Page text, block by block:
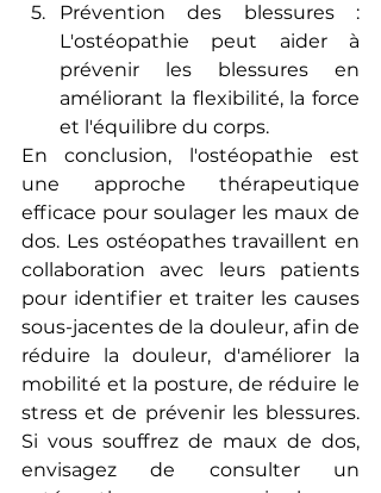
Prévention des blessures :
L'ostéopathie peut aider à
prévenir les blessures en
améliorant la flexibilité, la force
et l'équilibre du corps.
En conclusion, l'ostéopathie est
une approche thérapeutique
efficace pour soulager les maux de
dos. Les ostéopathes travaillent en
collaboration avec leurs patients
pour identifier et traiter les causes
sous-jacentes de la douleur, afin de
réduire la douleur, d'améliorer la
mobilité et la posture, de réduire le
stress et de prévenir les blessures.
Si vous souffrez de maux de dos,
envisagez de consulter un